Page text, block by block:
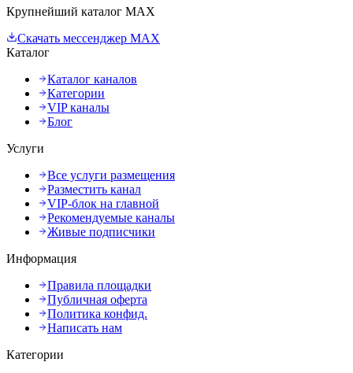
Крупнейший каталог MAX
Скачать мессенджер MAX
Каталог
Каталог каналов
Категории
VIP каналы
Блог
Услуги
Все услуги размещения
Разместить канал
VIP-блок на главной
Рекомендуемые каналы
Живые подписчики
Информация
Правила площадки
Публичная оферта
Политика конфид.
Написать нам
Категории